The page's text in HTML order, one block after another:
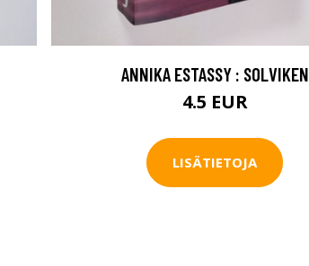
ANNIKA ESTASSY : SOLVIKEN
4.5 EUR
LISÄTIETOJA